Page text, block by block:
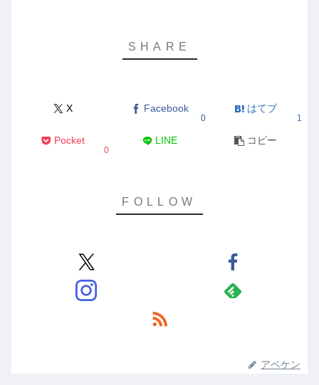
X Facebook
0
はてブ
1
Pocket
0
LINE コピー
アベケン